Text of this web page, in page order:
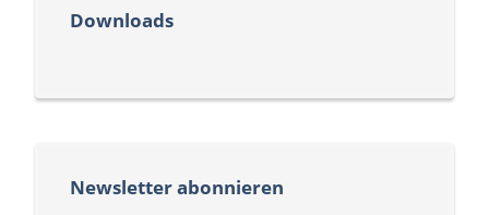
Downloads
Newsletter abonnieren